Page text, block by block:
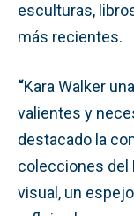
esculturas,
más recientes.
“Kara Walker
valientes y
destacado la
colecciones del
visual, un